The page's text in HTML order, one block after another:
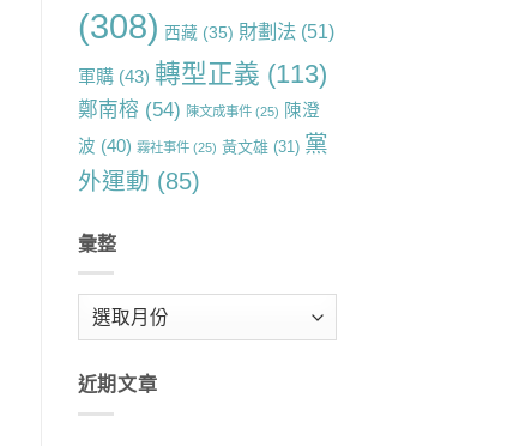
(308) 西藏(35) 財劃法(51)
軍購(43) 轉型正義 (113)
鄭南榕 (54) 陳文成事件(25) 陳澄
波 (40) 霧社事件(25) 黃文雄(31) 黨
外運動 (85)
彙整
近期文章